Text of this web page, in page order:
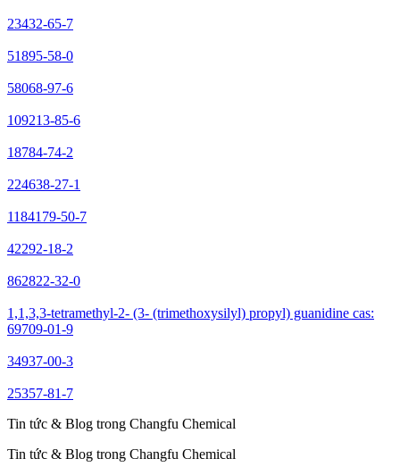
23432-65-7
51895-58-0
58068-97-6
109213-85-6
18784-74-2
224638-27-1
1184179-50-7
42292-18-2
862822-32-0
1,1,3,3-tetramethyl-2- (3- (trimethoxysilyl) propyl) guanidine cas:
69709-01-9
34937-00-3
25357-81-7
Tin tức & Blog trong Changfu Chemical
Tin tức & Blog trong Changfu Chemical